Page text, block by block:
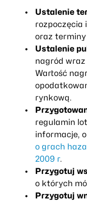
Ustalenie
rozpoczęcia
oraz terminy
Ustalenie
nagród
Wartość
rynkową.
regulamin
informacje,
o grach
2009 r.
Przygotuj
o których
Przygotuj